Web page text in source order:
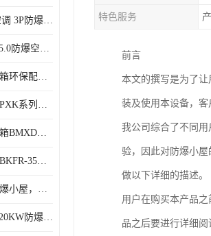
长沙BKF7.2防爆空调 3P防爆空调与普通空调有什么区别
西安防爆空调BKF5.0防爆空调技术参数
郑州首安防爆配电箱环保配套用防爆配电箱
太原首安分析小屋PXK系列在线分析小屋厂家
首安防爆动力配电箱BMXD系列防爆配电箱技术参数
武汉首安防爆空调BKFR-35防爆空调生产厂家
首安防爆集装箱抗爆小屋，危化品暂存间厂家批发
BSAN防爆暖风机 20KW防爆工业暖风机
特色服务
前言
本文的撰写是为了
装及使用本设备，客
我公司综合了不同
验，因此对防爆小
做以下详细的描述。
用户在购买本产品
品之后要进行详细阅